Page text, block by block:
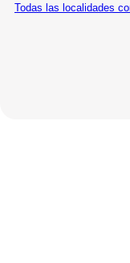
Todas las localidades